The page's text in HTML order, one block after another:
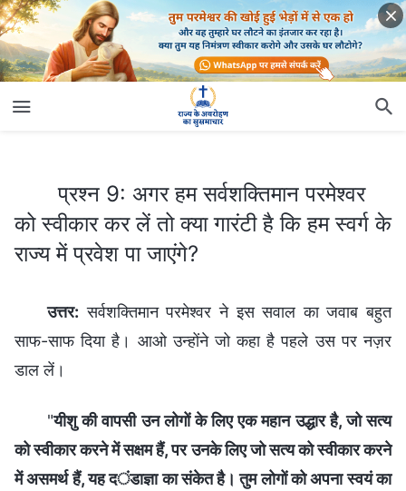
प्रश्न 9: अगर हम सर्वशक्तिमान परमेश्वर
को स्वीकार कर लें तो क्या गारंटी है कि हम स्वर्ग के
राज्य में प्रवेश पा जाएंगे?
उत्तर: सर्वशक्तिमान परमेश्वर ने इस सवाल का जवाब बहुत
साफ-साफ दिया है। आओ उन्होंने जो कहा है पहले उस पर नज़र
डाल लें।
"यीशु की वापसी उन लोगों के लिए एक महान उद्धार है, जो सत्य
को स्वीकार करने में सक्षम हैं, पर उनके लिए जो सत्य को स्वीकार करने
में असमर्थ हैं, यह दंडाज्ञा का संकेत है। तुम लोगों को अपना स्वयं का